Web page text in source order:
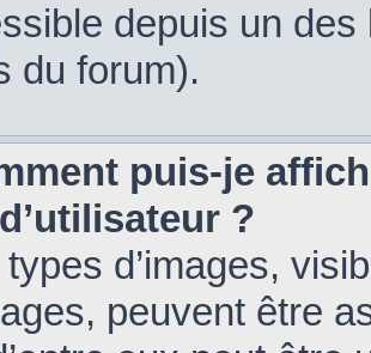
depuis un
du forum).
puis-je
?
d’images,
peuvent être